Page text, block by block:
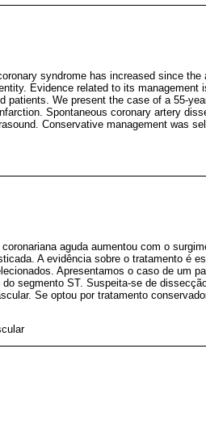
syndrome has increased since the
Evidence related to its management
patients. We present the case of a 55-
Spontaneous coronary artery
Conservative management was
aguda aumentou com o
A evidência sobre o tratamento é
Apresentamos o caso de um
segmento ST. Suspeita-se de
Se optou por tratamento